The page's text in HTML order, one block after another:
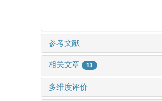
参考文献
相关文章 13
多维度评价